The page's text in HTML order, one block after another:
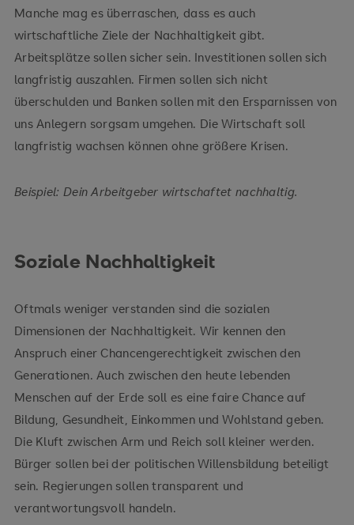
Manche mag es überraschen, dass es auch
wirtschaftliche Ziele der Nachhaltigkeit gibt.
Arbeitsplätze sollen sicher sein. Investitionen sollen sich
langfristig auszahlen. Firmen sollen sich nicht
überschulden und Banken sollen mit den Ersparnissen von
uns Anlegern sorgsam umgehen. Die Wirtschaft soll
langfristig wachsen können ohne größere Krisen.
Beispiel: Dein Arbeitgeber wirtschaftet nachhaltig.
Soziale Nachhaltigkeit
Oftmals weniger verstanden sind die sozialen
Dimensionen der Nachhaltigkeit. Wir kennen den
Anspruch einer Chancengerechtigkeit zwischen den
Generationen. Auch zwischen den heute lebenden
Menschen auf der Erde soll es eine faire Chance auf
Bildung, Gesundheit, Einkommen und Wohlstand geben.
Die Kluft zwischen Arm und Reich soll kleiner werden.
Bürger sollen bei der politischen Willensbildung beteiligt
sein. Regierungen sollen transparent und
verantwortungsvoll handeln.